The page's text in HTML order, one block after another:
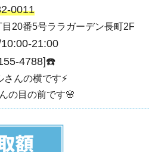
0011
20番5号ララガーデン長町2F
21:00
4788]☎️
さんの横です⚡️
の目の前です🌸